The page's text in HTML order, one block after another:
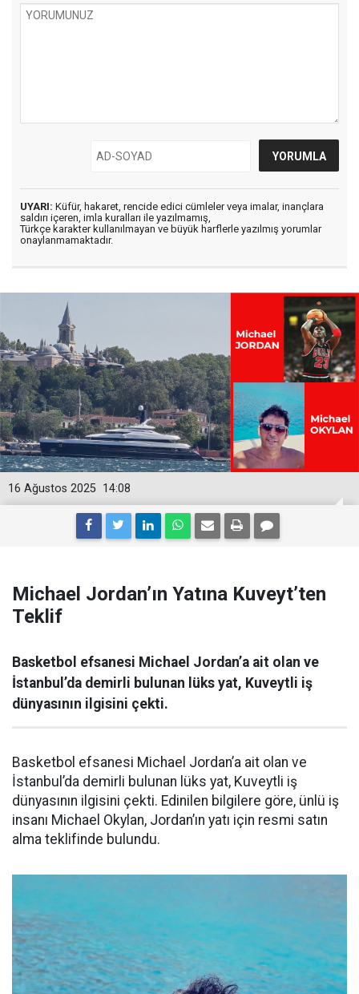
UYARI: Küfür, hakaret, rencide edici cümleler veya imalar, inançlara
saldırı içeren, imla kuralları ile yazılmamış,
Türkçe karakter kullanılmayan ve büyük harflerle yazılmış yorumlar
onaylanmamaktadır.
14:08
16 Ağustos 2025
Michael Jordan’ın Yatına Kuveyt’ten
Teklif
Basketbol efsanesi Michael Jordan’a ait olan ve
İstanbul’da demirli bulunan lüks yat, Kuveytli iş
dünyasının ilgisini çekti.
Basketbol efsanesi Michael Jordan’a ait olan ve
İstanbul’da demirli bulunan lüks yat, Kuveytli iş
dünyasının ilgisini çekti. Edinilen bilgilere göre, ünlü iş
insanı Michael Okylan, Jordan’ın yatı için resmi satın
alma teklifinde bulundu.